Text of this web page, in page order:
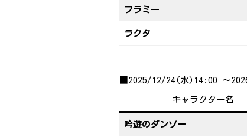
フラミー
ラクタ
■2025/12/24(水)14:00 ～
キャラクター名
吟遊のダンゾー